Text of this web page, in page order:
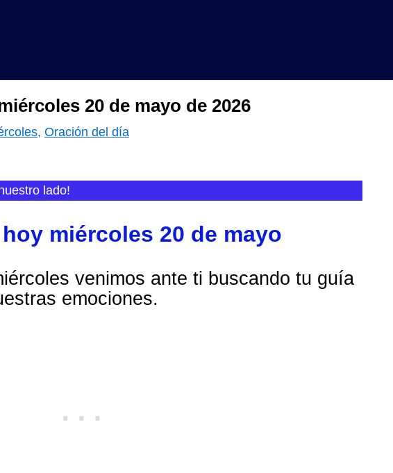
20 de mayo de 2026
, Oración del día
lado!
miércoles 20 de mayo
venimos ante ti buscando tu guía
emociones.